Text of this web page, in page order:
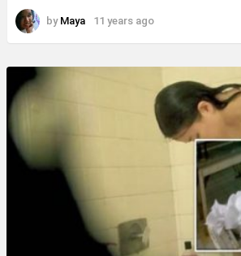
by Maya 11 years ago